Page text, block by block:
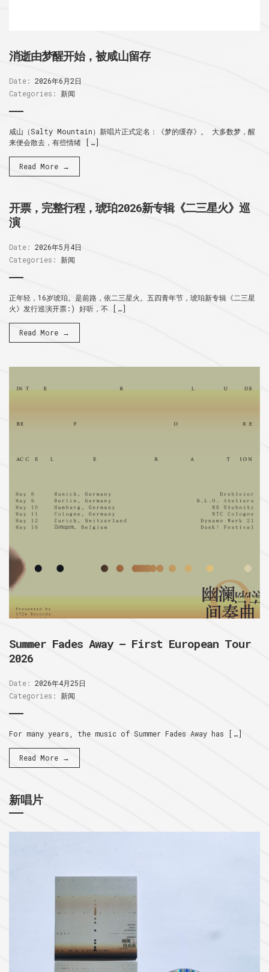
消逝由梦醒开始，被咸山留存
Date: 2026年6月2日
Categories:
新闻
咸山（Salty Mountain）新唱片正式定名：《梦的缓存》。 大多数梦，醒
来便会散去，有些情绪 […]
Read More →
开票，完整行程，琥珀2026新专辑《二三星火》巡
演
Date: 2026年5月4日
Categories:
新闻
正年轻，16岁琥珀。是前路，依二三星火。五四青年节，琥珀新专辑《二三星
火》发行巡演开票:) 好听，不 […]
Read More →
Summer Fades Away – First European Tour
2026
Date: 2026年4月25日
Categories:
新闻
For many years, the music of Summer Fades Away has […]
Read More →
新唱片